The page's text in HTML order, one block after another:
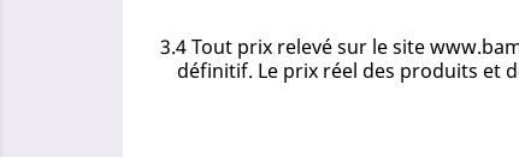
3.4 Tout prix relevé sur le site
définitif. Le prix réel des produits et